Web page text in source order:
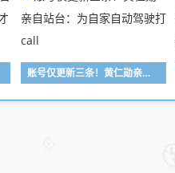
账号仅更新三条！黄仁勋亲自站台：为自家自动驾驶打call